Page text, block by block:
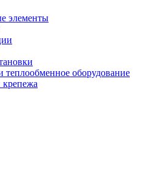
элементы
теплообменное оборудование